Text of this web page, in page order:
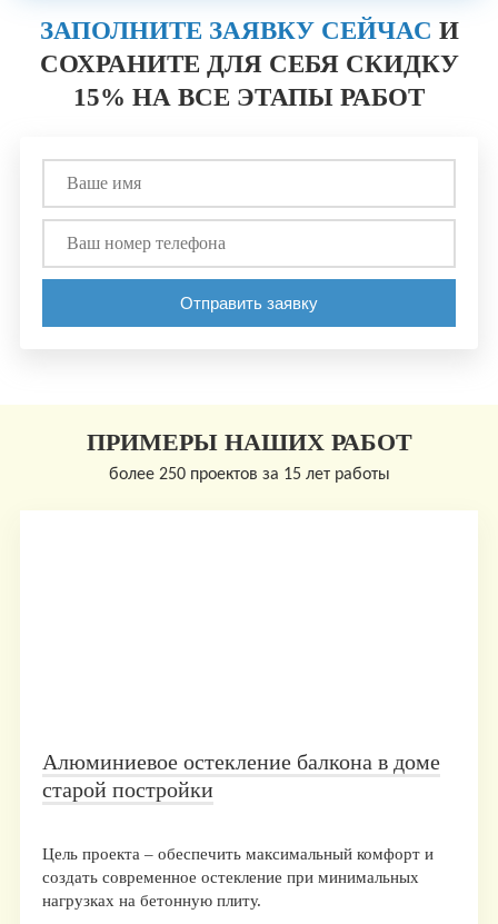
ЗАПОЛНИТЕ ЗАЯВКУ СЕЙЧАС И
СОХРАНИТЕ ДЛЯ СЕБЯ СКИДКУ
15% НА ВСЕ ЭТАПЫ РАБОТ
ПРИМЕРЫ НАШИХ РАБОТ
более 250 проектов за 15 лет работы
Алюминиевое остекление балкона в доме
старой постройки
Цель проекта – обеспечить максимальный комфорт и
создать современное остекление при минимальных
нагрузках на бетонную плиту.